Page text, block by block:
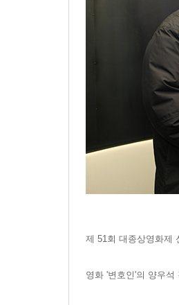
제 51회 대종상영화제
영화 '변호인'의 양우석